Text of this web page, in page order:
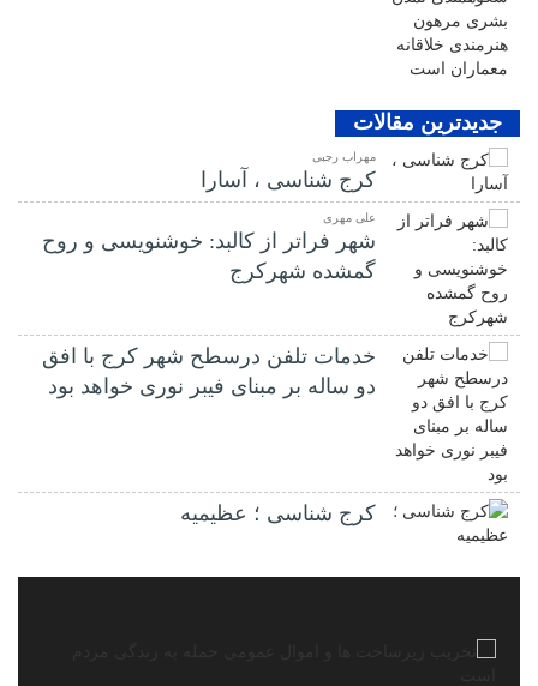
جدیدترین مقالات
مهراب رجبی
کرج شناسی ، آسارا
علی مهری
شهر فراتر از کالبد: خوشنویسی و روح
گمشده شهرکرج
خدمات تلفن درسطح شهر کرج با افق
دو ساله بر مبنای فیبر نوری خواهد بود
کرج شناسی ؛ عظیمیه